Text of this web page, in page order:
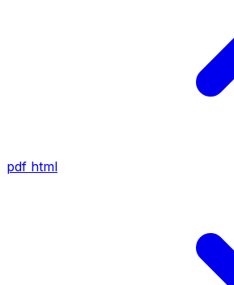
pdf html